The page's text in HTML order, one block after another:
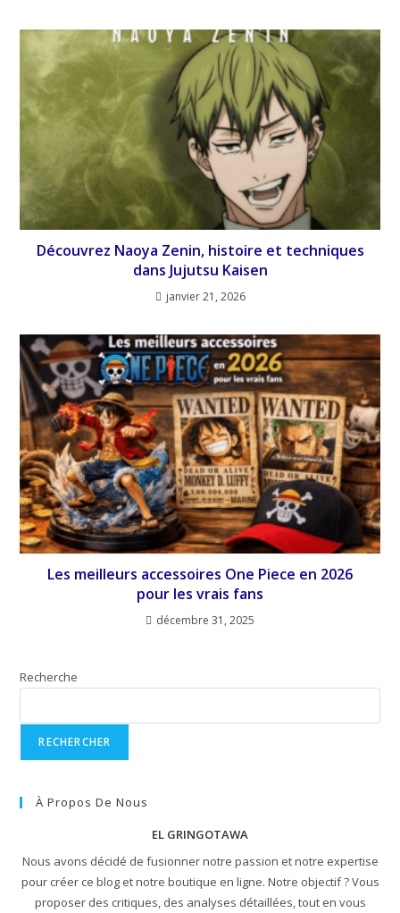
Découvrez Naoya Zenin, histoire et techniques
dans Jujutsu Kaisen
janvier 21, 2026
Les meilleurs accessoires One Piece en 2026
pour les vrais fans
décembre 31, 2025
Recherche
RECHERCHER
À Propos De Nous
EL GRINGOTAWA
Nous avons décidé de fusionner notre passion et notre expertise
pour créer ce blog et notre boutique en ligne. Notre objectif ? Vous
proposer des critiques, des analyses détaillées, tout en vous